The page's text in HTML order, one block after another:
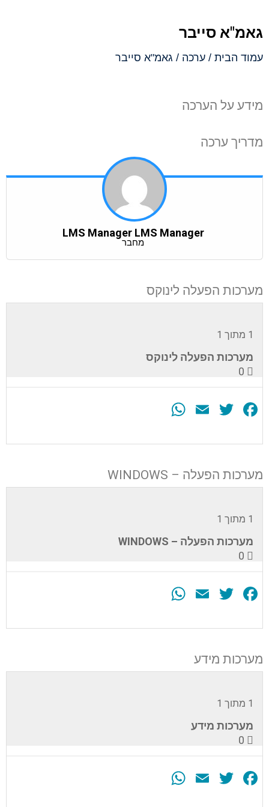
גאמ"א סייבר
עמוד הבית / ערכה / גאמ"א סייבר
מידע על הערכה
מדריך ערכה
LMS Manager LMS Manager
מחבר
מערכות הפעלה לינוקס
1 מתוך 1
מערכות הפעלה לינוקס
0
Facebook
Twitter
Email
עליך
לערכה
זה
לתוכן
הערכה.
מערכות הפעלה – WINDOWS
1 מתוך 1
מערכות הפעלה – WINDOWS
0
Facebook
Twitter
Email
עליך
לערכה
זה
לתוכן
הערכה.
מערכות מידע
1 מתוך 1
מערכות מידע
0
Facebook
Twitter
Email